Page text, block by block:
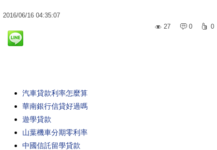
2016/06/16 04:35:07
27
0 0
汽車貸款利率怎麼算
華南銀行信貸好過嗎
遊學貸款
山葉機車分期零利率
中國信託留學貸款